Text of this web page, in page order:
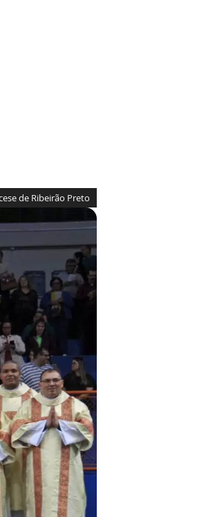
de Ribeirão Preto